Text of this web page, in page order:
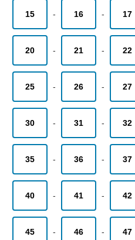
15 - 16 - 17
20 - 21 - 22
25 - 26 - 27
30 - 31 - 32
35 - 36 - 37
40 - 41 - 42
45 - 46 - 47